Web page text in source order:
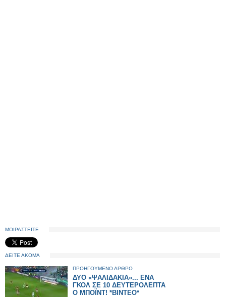
ΜΟΙΡΑΣΤΕΙΤΕ
ΔΕΙΤΕ ΑΚΟΜΑ
ΠΡΟΗΓΟΥΜΕΝΟ ΑΡΘΡΟ
ΔΥΟ «ΨΑΛΙΔΑΚΙΑ»... ΕΝΑ
ΓΚΟΛ ΣΕ 10 ΔΕΥΤΕΡΟΛΕΠΤΑ
Ο ΜΠΟΪΝΤ! *ΒΙΝΤΕΟ*